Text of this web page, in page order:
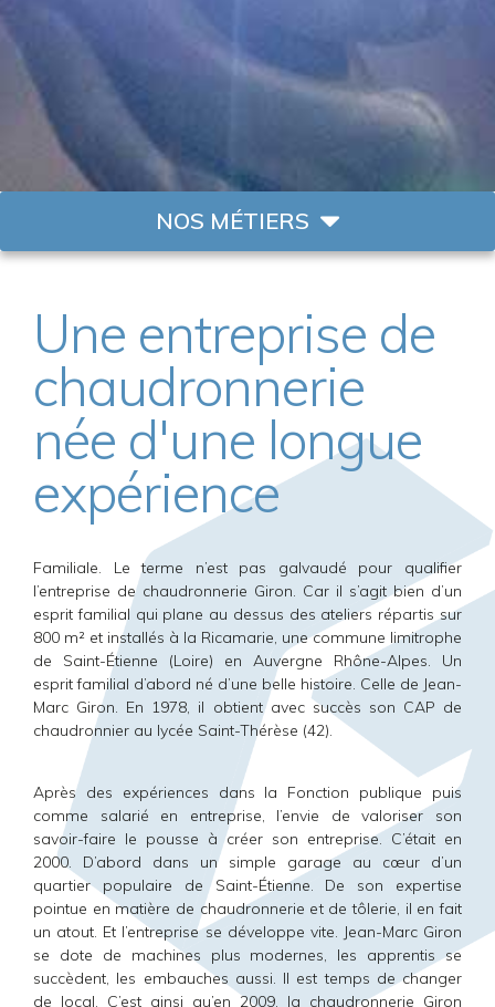
Une entreprise de
chaudronnerie
née d'une longue
expérience
Familiale. Le terme n’est pas galvaudé pour qualifier
l’entreprise de chaudronnerie Giron. Car il s’agit bien d’un
esprit familial qui plane au dessus des ateliers répartis sur
800 m² et installés à la Ricamarie, une commune limitrophe
de Saint-Étienne (Loire) en Auvergne Rhône-Alpes. Un
esprit familial d’abord né d’une belle histoire. Celle de Jean-
Marc Giron. En 1978, il obtient avec succès son CAP de
chaudronnier au lycée Saint-Thérèse (42).
Après des expériences dans la Fonction publique puis
comme salarié en entreprise, l’envie de valoriser son
savoir-faire le pousse à créer son entreprise. C’était en
2000. D’abord dans un simple garage au cœur d’un
quartier populaire de Saint-Étienne. De son expertise
pointue en matière de chaudronnerie et de tôlerie, il en fait
un atout. Et l’entreprise se développe vite. Jean-Marc Giron
se dote de machines plus modernes, les apprentis se
succèdent, les embauches aussi. Il est temps de changer
de local. C’est ainsi qu’en 2009, la chaudronnerie Giron